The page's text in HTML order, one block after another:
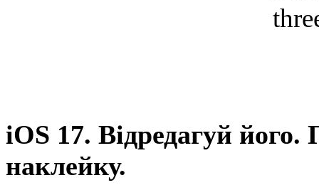
iOS 17. Відредагуй
наклейку.